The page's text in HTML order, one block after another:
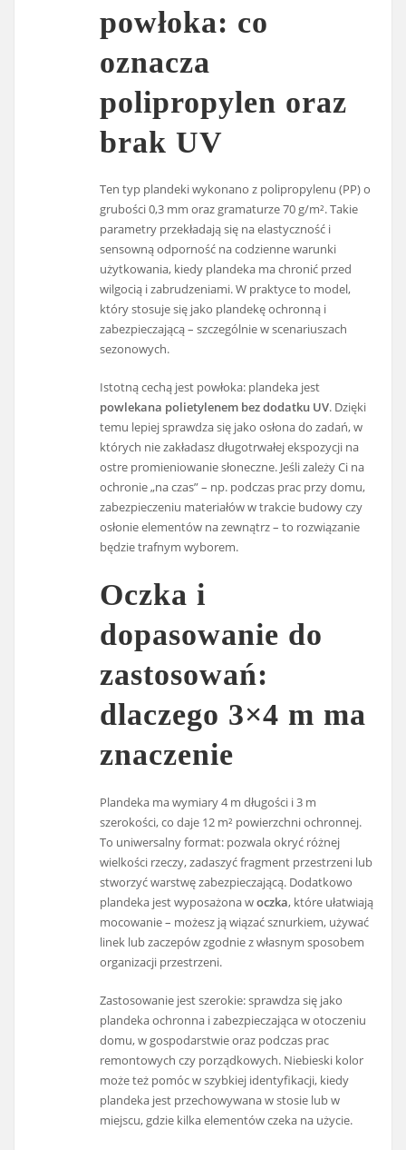
powłoka: co
oznacza
polipropylen oraz
brak UV
Ten typ plandeki wykonano z polipropylenu (PP) o
grubości 0,3 mm oraz gramaturze 70 g/m². Takie
parametry przekładają się na elastyczność i
sensowną odporność na codzienne warunki
użytkowania, kiedy plandeka ma chronić przed
wilgocią i zabrudzeniami. W praktyce to model,
który stosuje się jako plandekę ochronną i
zabezpieczającą – szczególnie w scenariuszach
sezonowych.
Istotną cechą jest powłoka: plandeka jest
powlekana polietylenem bez dodatku UV. Dzięki
temu lepiej sprawdza się jako osłona do zadań, w
których nie zakładasz długotrwałej ekspozycji na
ostre promieniowanie słoneczne. Jeśli zależy Ci na
ochronie „na czas” – np. podczas prac przy domu,
zabezpieczeniu materiałów w trakcie budowy czy
osłonie elementów na zewnątrz – to rozwiązanie
będzie trafnym wyborem.
Oczka i
dopasowanie do
zastosowań:
dlaczego 3×4 m ma
znaczenie
Plandeka ma wymiary 4 m długości i 3 m
szerokości, co daje 12 m² powierzchni ochronnej.
To uniwersalny format: pozwala okryć różnej
wielkości rzeczy, zadaszyć fragment przestrzeni lub
stworzyć warstwę zabezpieczającą. Dodatkowo
plandeka jest wyposażona woczka, które ułatwiają
mocowanie – możesz ją wiązać sznurkiem, używać
linek lub zaczepów zgodnie z własnym sposobem
organizacji przestrzeni.
Zastosowanie jest szerokie: sprawdza się jako
plandeka ochronna i zabezpieczająca w otoczeniu
domu, w gospodarstwie oraz podczas prac
remontowych czy porządkowych. Niebieski kolor
może też pomóc w szybkiej identyfikacji, kiedy
plandeka jest przechowywana w stosie lub w
miejscu, gdzie kilka elementów czeka na użycie.